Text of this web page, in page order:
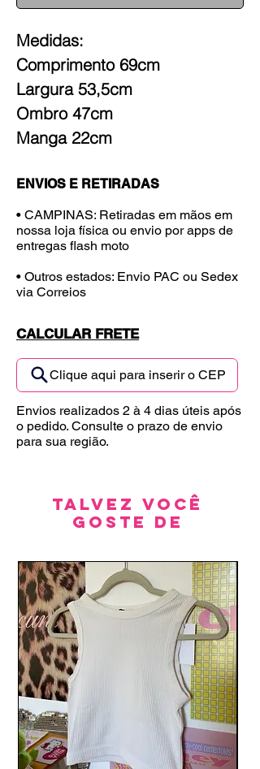
Medidas:
Comprimento 69cm
Largura 53,5cm
Ombro 47cm
Manga 22cm
ENVIOS E RETIRADAS
• CAMPINAS: Retiradas em mãos em
nossa loja física ou envio por apps de
entregas flash moto
• Outros estados: Envio PAC ou Sedex
via Correios
CALCULAR FRETE
Clique aqui para inserir o CEP
Envios realizados 2 à 4 dias úteis após
o pedido. Consulte o prazo de envio
para sua região.
Talvez você
goste de